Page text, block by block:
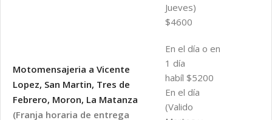
Jueves)
$4600
Motomensajeria a Vicente
Lopez, San Martin, Tres de
Febrero, Moron, La Matanza
(Franja horaria de entrega
En el día o en
1 día
habíl $5200
En el día
(Valido